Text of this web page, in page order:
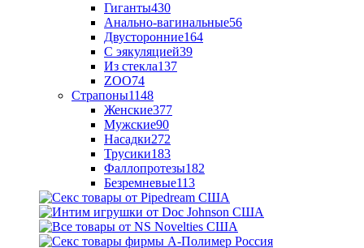
Гиганты430
Анально-вагинальные56
Двусторонние164
С эякуляцией39
Из стекла137
ZOO74
Страпоны1148
Женские377
Мужские90
Насадки272
Трусики183
Фаллопротезы182
Безремневые113